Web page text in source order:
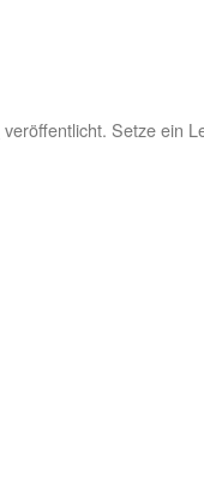
veröffentlicht. Setze ein